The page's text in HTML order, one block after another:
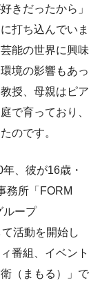
きだったから」
打ち込んでいま
能の世界に興味
境の影響もあっ
授、母親はピア
で育っており、
のです。
、彼が16歳・
務所「FORM
ループ
活動を開始し
番組、イベント
（まもる）」で